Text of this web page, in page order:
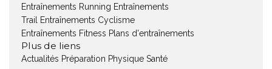
Entraînements Running Entraînements
Trail
Entraînements Cyclisme
Entraînements Fitness Plans d'entraînements
Plus de liens
Actualités Préparation Physique Santé